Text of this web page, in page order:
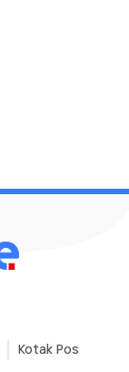
Kotak Pos